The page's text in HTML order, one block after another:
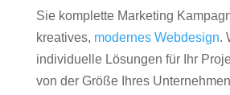
Sie komplette Marketing
kreatives, modernes Webdesign.
individuelle Lösungen für Ihr
von der Größe Ihres